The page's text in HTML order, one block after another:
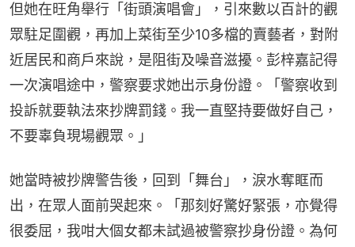
但她在旺角舉行「街頭演唱會」，引來數以百計的觀
眾駐足圍觀，再加上菜街至少10多檔的賣藝者，對附
近居民和商戶來說，是阻街及噪音滋擾。彭梓嘉記得
一次演唱途中，警察要求她出示身份證。「警察收到
投訴就要執法來抄牌罰錢。我一直堅持要做好自己，
不要辜負現場觀眾。」
她當時被抄牌警告後，回到「舞台」，淚水奪眶而
出，在眾人面前哭起來。「那刻好驚好緊張，亦覺得
很委屈，我咁大個女都未試過被警察抄身份證。為何